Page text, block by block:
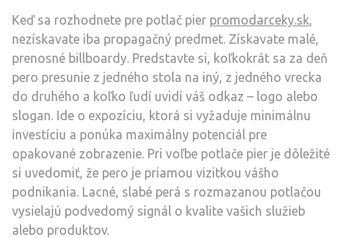
Keď sa rozhodnete pre potlač pier promodarceky.sk,
nezískavate iba propagačný predmet. Získavate malé,
prenosné billboardy. Predstavte si, koľkokrát sa za deň
pero presunie z jedného stola na iný, z jedného vrecka
do druhého a koľko ľudí uvidí váš odkaz – logo alebo
slogan. Ide o expozíciu, ktorá si vyžaduje minimálnu
investíciu a ponúka maximálny potenciál pre
opakované zobrazenie. Pri voľbe potlače pier je dôležité
si uvedomiť, že pero je priamou vizitkou vášho
podnikania. Lacné, slabé perá s rozmazanou potlačou
vysielajú podvedomý signál o kvalite vašich služieb
alebo produktov.